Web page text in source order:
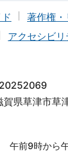
著作権
アクセシビリ
県草津市草
午前9時から